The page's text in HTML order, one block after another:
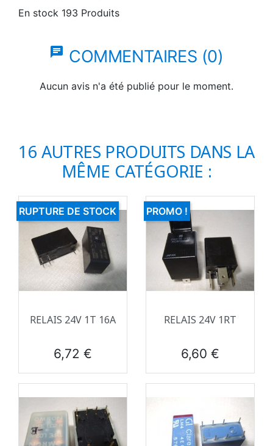
En stock 193 Produits
chat COMMENTAIRES (0)
Aucun avis n'a été publié pour le moment.
16 AUTRES PRODUITS DANS LA
MÊME CATÉGORIE :
RELAIS 24V 1T 16A
Prix
6,72 €
RUPTURE DE STOCK
RELAIS 24V 1RT
Prix
6,60 €
PROMO !